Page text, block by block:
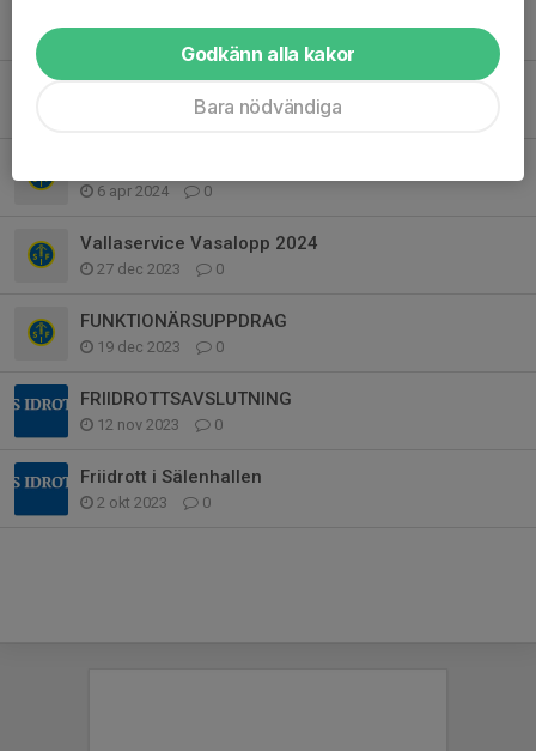
PÅMINNELSE - Klädprovning
0
6 apr 2024 0
Vallaservice Vasalopp 2024
27 dec 2023 0
FUNKTIONÄRSUPPDRAG
19 dec 2023 0
FRIIDROTTSAVSLUTNING
12 nov 2023 0
Friidrott i Sälenhallen
2 okt 2023 0
Godkänn alla kakor
Bara nödvändiga